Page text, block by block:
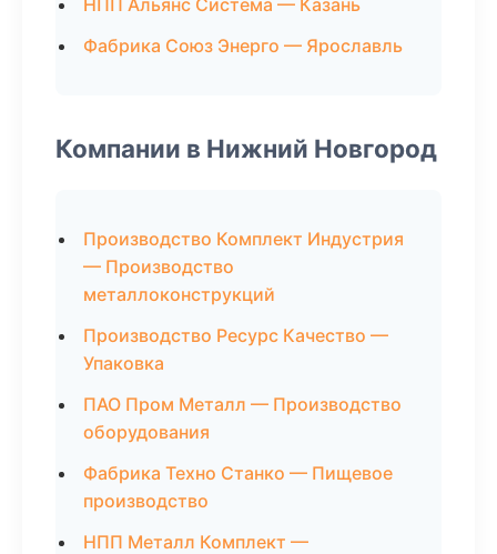
НПП Альянс Система — Казань
Фабрика Союз Энерго — Ярославль
Компании в Нижний Новгород
Производство Комплект Индустрия
— Производство
металлоконструкций
Производство Ресурс Качество —
Упаковка
ПАО Пром Металл — Производство
оборудования
Фабрика Техно Станко — Пищевое
производство
НПП Металл Комплект —